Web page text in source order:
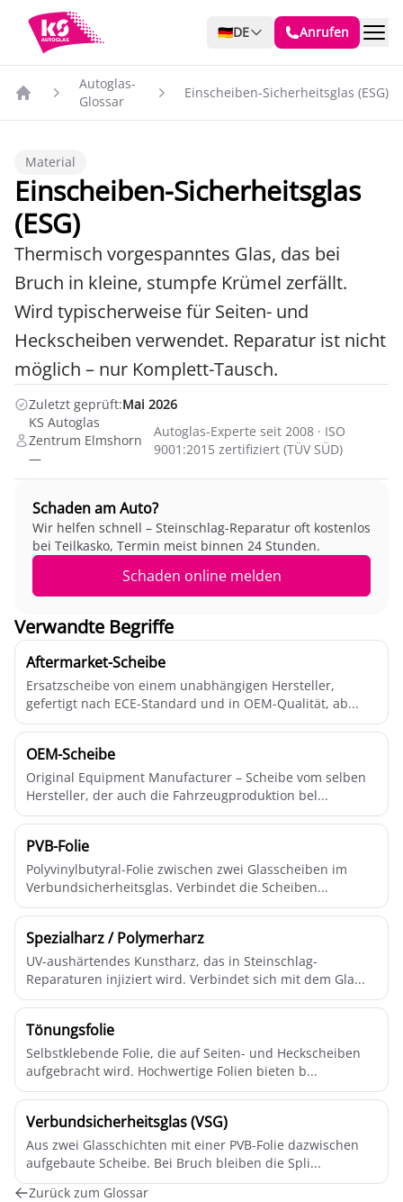
🇩🇪DE Anrufen
Autoglas-
Glossar
Einscheiben-Sicherheitsglas (ESG)
Material
Einscheiben-Sicherheitsglas
(ESG)
Thermisch vorgespanntes Glas, das bei
Bruch in kleine, stumpfe Krümel zerfällt.
Wird typischerweise für Seiten- und
Heckscheiben verwendet. Reparatur ist nicht
möglich – nur Komplett-Tausch.
Zuletzt geprüft:Mai 2026
KS Autoglas
Zentrum Elmshorn
—
Autoglas-Experte seit 2008 · ISO
9001:2015 zertifiziert (TÜV SÜD)
Schaden am Auto?
Wir helfen schnell – Steinschlag-Reparatur oft kostenlos
bei Teilkasko, Termin meist binnen 24 Stunden.
Schaden online melden
Verwandte Begriffe
Aftermarket-Scheibe
Ersatzscheibe von einem unabhängigen Hersteller,
gefertigt nach ECE-Standard und in OEM-Qualität, ab...
OEM-Scheibe
Original Equipment Manufacturer – Scheibe vom selben
Hersteller, der auch die Fahrzeugproduktion bel...
PVB-Folie
Polyvinylbutyral-Folie zwischen zwei Glasscheiben im
Verbundsicherheitsglas. Verbindet die Scheiben...
Spezialharz / Polymerharz
UV-aushärtendes Kunstharz, das in Steinschlag-
Reparaturen injiziert wird. Verbindet sich mit dem Gla...
Tönungsfolie
Selbstklebende Folie, die auf Seiten- und Heckscheiben
aufgebracht wird. Hochwertige Folien bieten b...
Verbundsicherheitsglas (VSG)
Aus zwei Glasschichten mit einer PVB-Folie dazwischen
aufgebaute Scheibe. Bei Bruch bleiben die Spli...
Zurück zum Glossar